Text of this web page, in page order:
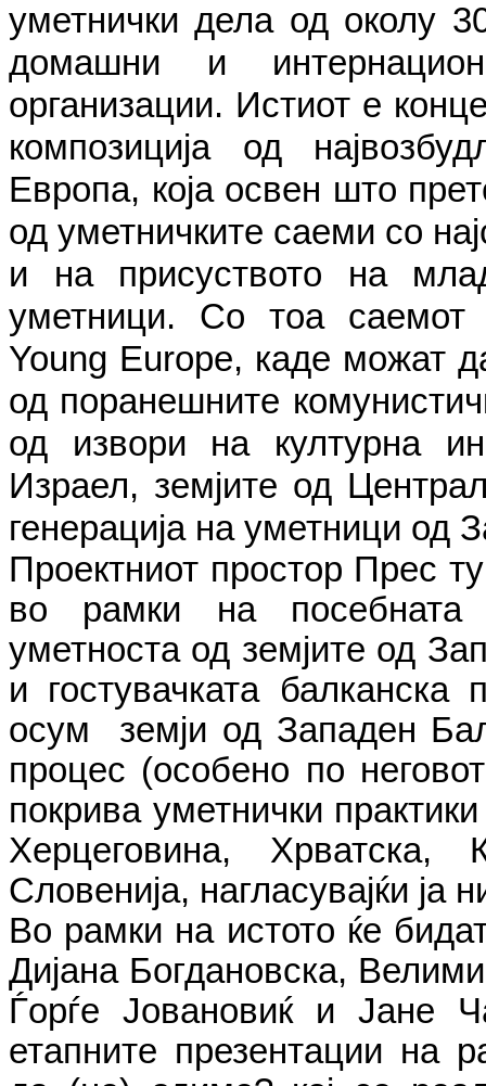
уметнички дела од околу
домашни и
организации. Истиот е
композиција од
Европа, која освен што
од уметничките саеми со
и на присуството на
уметници. Со тоа саемот
Young Europe, каде можат
од поранешните
од извори на културна
Израел, земјите од
генерација на уметници од
Проектниот простор Прес
во рамки на посебната
уметноста од земјите од
и гостувачката балканска
осум земји од Западен
процес (особено по
покрива уметнички
Херцеговина,
Словенија, нагласувајќи ја
Во рамки на истото ќе
Дијана Богдановска,
Ѓорѓе Јовановиќ и Јане
етапните презентации на